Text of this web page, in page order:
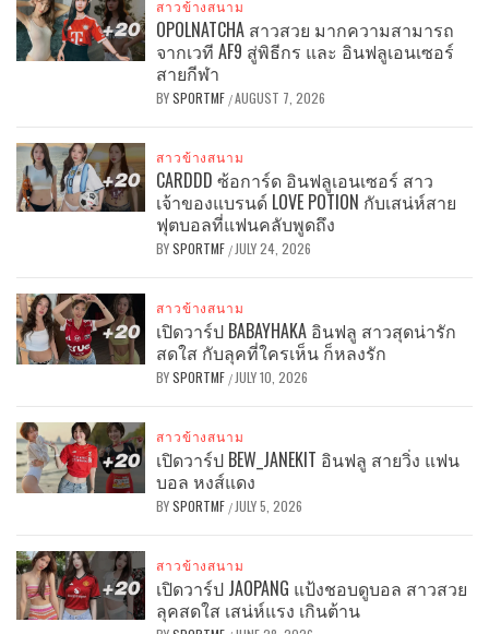
สาวข้างสนาม
OPOLNATCHA สาวสวย มากความสามารถ
จากเวที AF9 สู่พิธีกร และ อินฟลูเอนเซอร์
สายกีฬา
BYSPORTMF /AUGUST 7, 2026
สาวข้างสนาม
CARDDD ซ้อการ์ด อินฟลูเอนเซอร์ สาว
เจ้าของแบรนด์ LOVE POTION กับเสน่ห์สาย
ฟุตบอลที่แฟนคลับพูดถึง
BYSPORTMF / JULY 24, 2026
สาวข้างสนาม
เปิดวาร์ป BABAYHAKA อินฟลู สาวสุดน่ารัก
สดใส กับลุคที่ใครเห็น ก็หลงรัก
BYSPORTMF / JULY 10, 2026
สาวข้างสนาม
เปิดวาร์ป BEW_JANEKIT อินฟลู สายวิ่ง แฟน
บอล หงส์แดง
BYSPORTMF / JULY 5, 2026
สาวข้างสนาม
เปิดวาร์ป JAOPANG แป้งชอบดูบอล สาวสวย
ลุคสดใส เสน่ห์แรง เกินต้าน